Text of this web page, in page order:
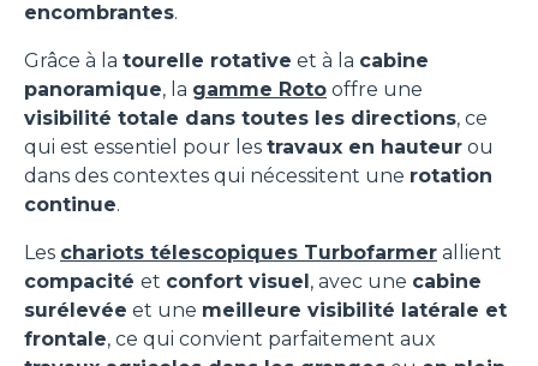
encombrantes.
Grâce à la tourelle rotative et à la cabine
panoramique, la gamme Roto offre une
visibilité totale dans toutes les directions, ce
qui est essentiel pour les travaux en hauteur ou
dans des contextes qui nécessitent une rotation
continue.
Les chariots télescopiques Turbofarmer allient
compacité et confort visuel, avec une cabine
surélevée et une meilleure visibilité latérale et
frontale, ce qui convient parfaitement aux